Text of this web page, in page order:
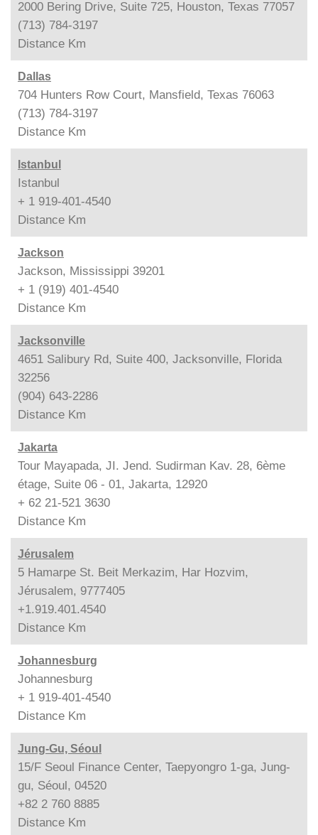
2000 Bering Drive, Suite 725, Houston, Texas 77057
(713) 784-3197
Distance Km
Dallas
704 Hunters Row Court, Mansfield, Texas 76063
(713) 784-3197
Distance Km
Istanbul
Istanbul
+ 1 919-401-4540
Distance Km
Jackson
Jackson, Mississippi 39201
+ 1 (919) 401-4540
Distance Km
Jacksonville
4651 Salibury Rd, Suite 400, Jacksonville, Florida
32256
(904) 643-2286
Distance Km
Jakarta
Tour Mayapada, JI. Jend. Sudirman Kav. 28, 6ème
étage, Suite 06 - 01, Jakarta, 12920
+ 62 21-521 3630
Distance Km
Jérusalem
5 Hamarpe St. Beit Merkazim, Har Hozvim,
Jérusalem, 9777405
+1.919.401.4540
Distance Km
Johannesburg
Johannesburg
+ 1 919-401-4540
Distance Km
Jung-Gu, Séoul
15/F Seoul Finance Center, Taepyongro 1-ga, Jung-
gu, Séoul, 04520
+82 2 760 8885
Distance Km